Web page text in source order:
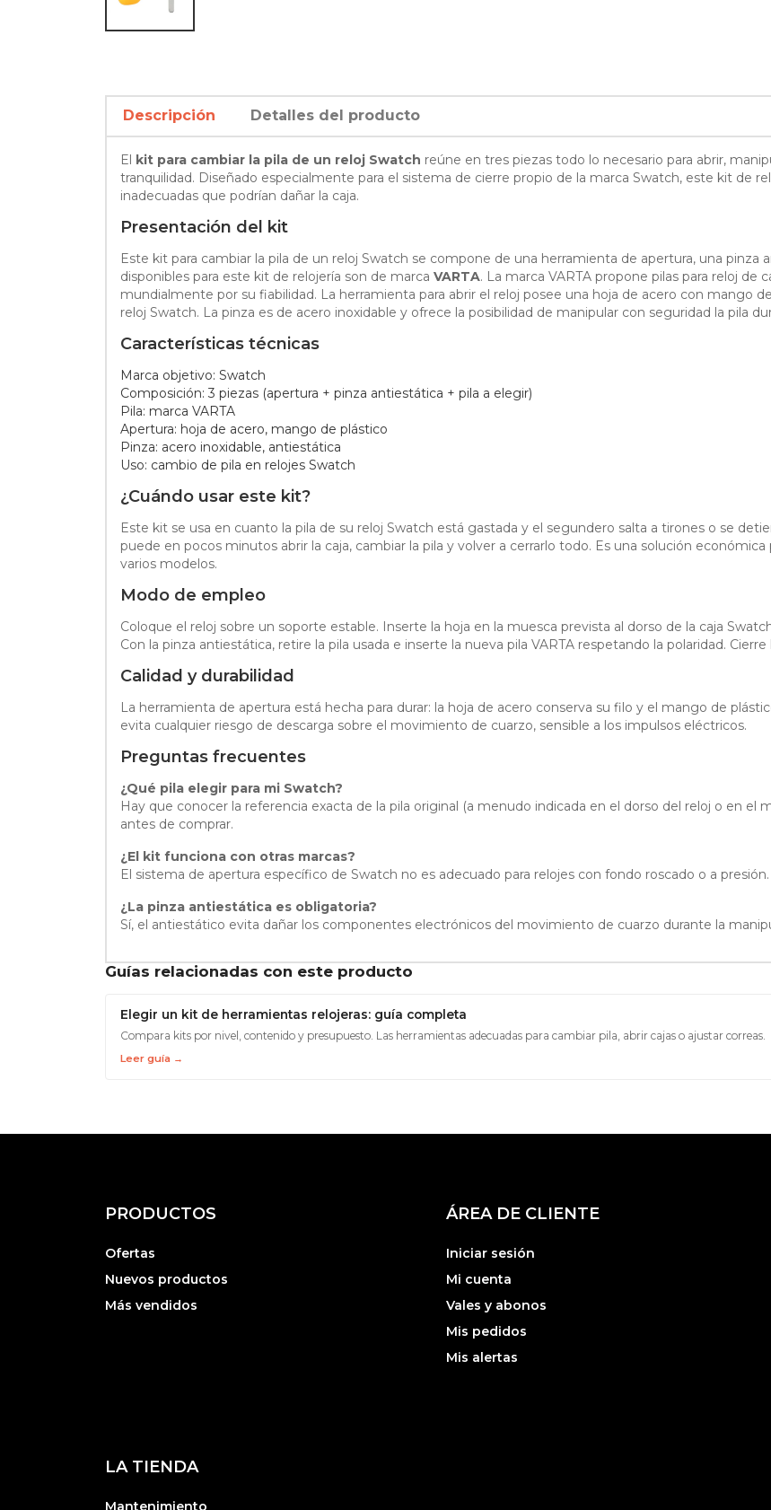
Descripción Detalles del producto
El kit para cambiar la pila de un reloj Swatch reúne en tres piezas todo lo necesario para abrir,
tranquilidad. Diseñado especialmente para el sistema de cierre propio de la marca Swatch, este kit de
inadecuadas que podrían dañar la caja.
Presentación del kit
Este kit para cambiar la pila de un reloj Swatch se compone de una herramienta de apertura, una pinza
disponibles para este kit de relojería son de marca VARTA. La marca VARTA propone pilas para reloj de
mundialmente por su fiabilidad. La herramienta para abrir el reloj posee una hoja de acero con mango
reloj Swatch. La pinza es de acero inoxidable y ofrece la posibilidad de manipular con seguridad la pila
Características técnicas
Marca objetivo: Swatch
Composición: 3 piezas (apertura + pinza antiestática + pila a elegir)
Pila: marca VARTA
Apertura: hoja de acero, mango de plástico
Pinza: acero inoxidable, antiestática
Uso: cambio de pila en relojes Swatch
¿Cuándo usar este kit?
Este kit se usa en cuanto la pila de su reloj Swatch está gastada y el segundero salta a tirones o se
puede en pocos minutos abrir la caja, cambiar la pila y volver a cerrarlo todo. Es una solución
varios modelos.
Modo de empleo
Coloque el reloj sobre un soporte estable. Inserte la hoja en la muesca prevista al dorso de la caja
Con la pinza antiestática, retire la pila usada e inserte la nueva pila VARTA respetando la polaridad.
Calidad y durabilidad
La herramienta de apertura está hecha para durar: la hoja de acero conserva su filo y el mango de
evita cualquier riesgo de descarga sobre el movimiento de cuarzo, sensible a los impulsos eléctricos.
Preguntas frecuentes
¿Qué pila elegir para mi Swatch?
Hay que conocer la referencia exacta de la pila original (a menudo indicada en el dorso del reloj o en el
antes de comprar.
¿El kit funciona con otras marcas?
El sistema de apertura específico de Swatch no es adecuado para relojes con fondo roscado o a
¿La pinza antiestática es obligatoria?
Sí, el antiestático evita dañar los componentes electrónicos del movimiento de cuarzo durante la
Guías relacionadas con este producto
Elegir un kit de herramientas relojeras: guía completa
Compara kits por nivel, contenido y presupuesto. Las herramientas adecuadas para cambiar pila, abrir cajas o ajustar correas.
Leer guía →
PRODUCTOS
Ofertas
Nuevos productos
Más vendidos
ÁREA DE CLIENTE
Iniciar sesión
Mi cuenta
Vales y abonos
Mis pedidos
Mis alertas
LA TIENDA
Mantenimiento